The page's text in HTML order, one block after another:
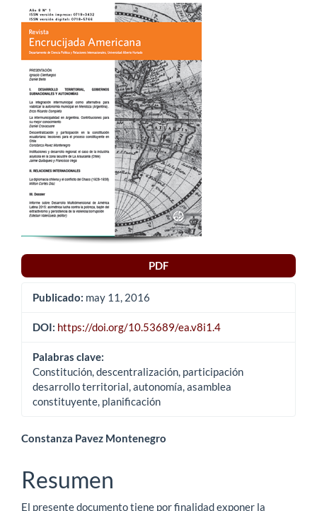
Barra
lateral
del
artículo
PDF
Publicado: may 11, 2016
DOI: https://doi.org/10.53689/ea.v8i1.4
Palabras clave:
Constitución, descentralización, participación
desarrollo territorial, autonomía, asamblea
constituyente, planificación
Contenido
principal
del
Constanza Pavez Montenegro
Resumen
El presente documento tiene por finalidad exponer la